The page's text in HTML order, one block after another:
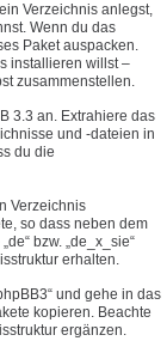
Verzeichnis anlegst,
Wenn du das
Paket auspacken.
installieren willst –
zusammenstellen.
3.3 an. Extrahiere das
und -dateien in
du die
Verzeichnis
so dass neben dem
bzw. „de_x_sie“
erhalten.
und gehe in das
kopieren. Beachte
ergänzen.